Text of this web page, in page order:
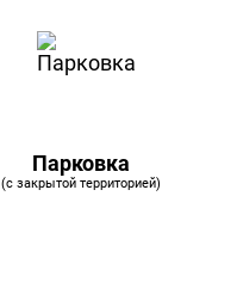
Парковка
(с закрытой территорией)